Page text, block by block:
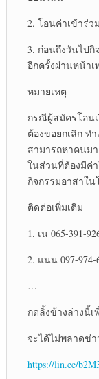
2. โอนค่าเข้าร่
3. ก่อนถึงวันไปกิ
อีกครั้งผ่านหน้า
หมายเหตุ
กรณีผู้สมัครโอน
ต้องขอยกเลิก ท
สามารถหาคนม
ในส่วนที่ต้องมีค่
กิจกรรมอาสาใน
ติดต่อเพิ่มเติม
1. เน 065-391-
2. แนน 097-974-
…
กดลิ้งข้างล่างนี้เ
จะได้ไม่พลาดข่า
https://lin.ee/